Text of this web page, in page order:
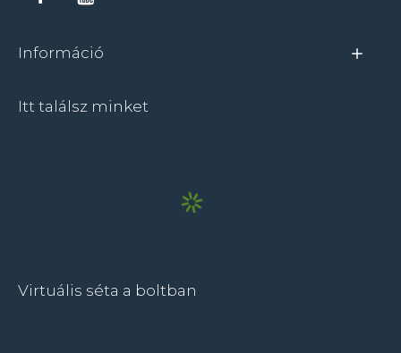
Információ
Itt találsz minket
Virtuális séta a boltban